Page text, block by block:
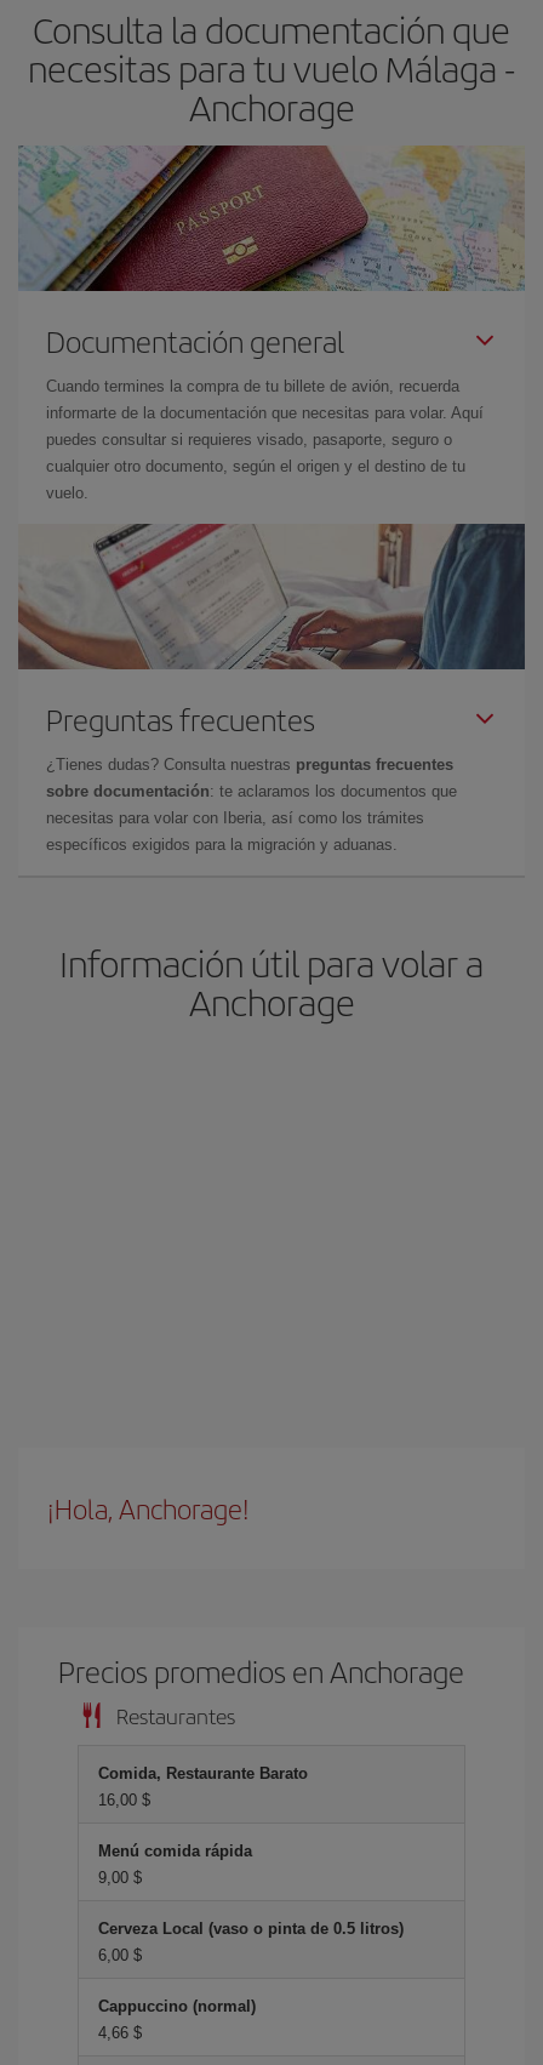
Consulta la documentación que
necesitas para tu vuelo Málaga -
Anchorage
Documentación general
Cuando termines la compra de tu billete de avión, recuerda
informarte de la documentación que necesitas para volar. Aquí
puedes consultar si requieres visado, pasaporte, seguro o
cualquier otro documento, según el origen y el destino de tu
vuelo.
Preguntas frecuentes
¿Tienes dudas? Consulta nuestras preguntas frecuentes
sobre documentación: te aclaramos los documentos que
necesitas para volar con Iberia, así como los trámites
específicos exigidos para la migración y aduanas.
Información útil para volar a
Anchorage
¡Hola, Anchorage!
Precios promedios en Anchorage
Restaurantes
Comida, Restaurante Barato
16,00 $
Menú comida rápida
9,00 $
Cerveza Local (vaso o pinta de 0.5 litros)
6,00 $
Cappuccino (normal)
4,66 $